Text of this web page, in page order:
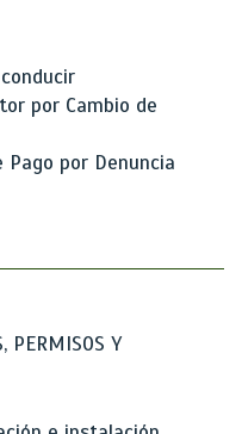
por Cambio de
Pago por Denuncia
PERMISOS Y